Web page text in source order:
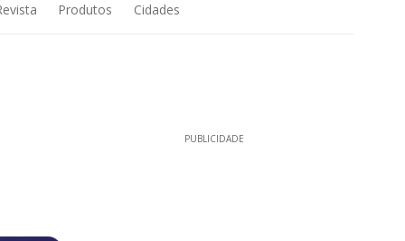
Produtos Cidades
PUBLICIDADE